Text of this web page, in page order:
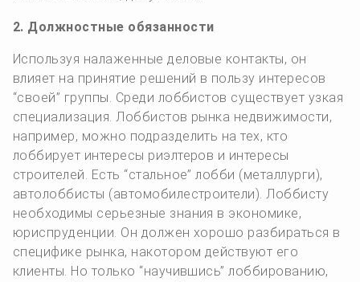
2. Должностные обязанности
Используя налаженные деловые контакты, он
влияет на принятие решений в пользу интересов
“своей” группы. Среди лоббистов существует узкая
специализация. Лоббистов рынка недвижимости,
например, можно подразделить на тех, кто
лоббирует интересы риэлтеров и интересы
строителей. Есть “стальное” лобби (металлурги),
автолоббисты (автомобилестроители). Лоббисту
необходимы серьезные знания в экономике,
юриспруденции. Он должен хорошо разбираться в
специфике рынка, накотором действуют его
клиенты. Но только “научившись” лоббированию,